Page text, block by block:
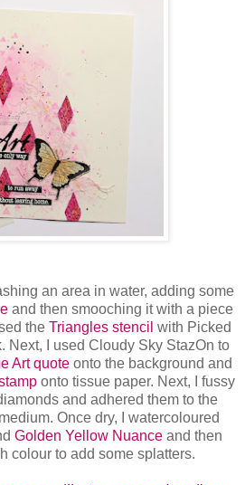
an area in water, adding some
and then smooching it with a piece
the Triangles stencil with Picked
Next, I used Cloudy Sky StazOn to
Art quoteonto the background and
onto tissue paper. Next, I fussy
and adhered them to the
Once dry, I watercoloured
Golden Yellow Nuance and then
colour to add some splatters.